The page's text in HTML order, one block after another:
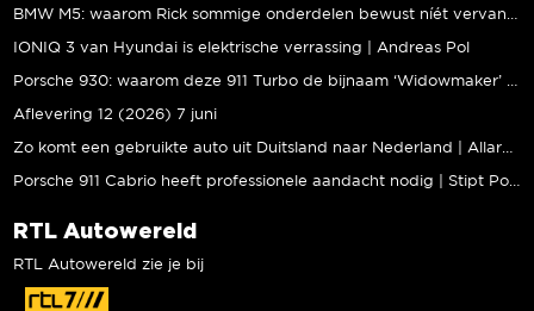
BMW M5: waarom Rick sommige onderdelen bewust níét vervangt | Stipt Polish Point
IONIQ 3 van Hyundai is elektrische verrassing | Andreas Pol
Porsche 930: waarom deze 911 Turbo de bijnaam ‘Widowmaker’ kreeg | Gallery Aaldering
Aflevering 12 (2026) 7 juni
Zo komt een gebruikte auto uit Duitsland naar Nederland | Allard Kalff
Porsche 911 Cabrio heeft professionele aandacht nodig | Stipt Polish Point
RTL Autowereld
RTL Autowereld zie je bij